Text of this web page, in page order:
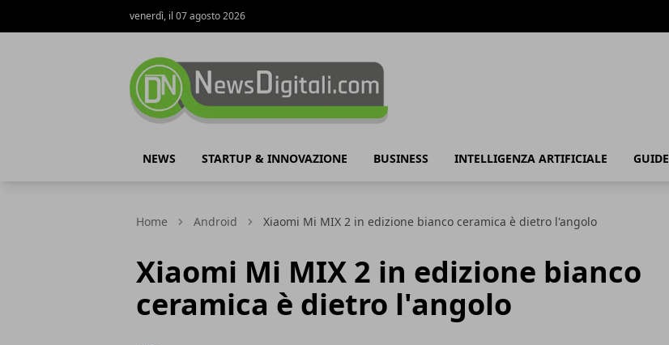
venerdì, il 07 agosto 2026
NEWS STARTUP & INNOVAZIONE BUSINESS INTELLIGENZA ARTIFICIALE GUIDE
Home Android Xiaomi Mi MIX 2 in edizione bianco ceramica è dietro l'angolo
Xiaomi Mi MIX 2 in edizione bianco
ceramica è dietro l'angolo